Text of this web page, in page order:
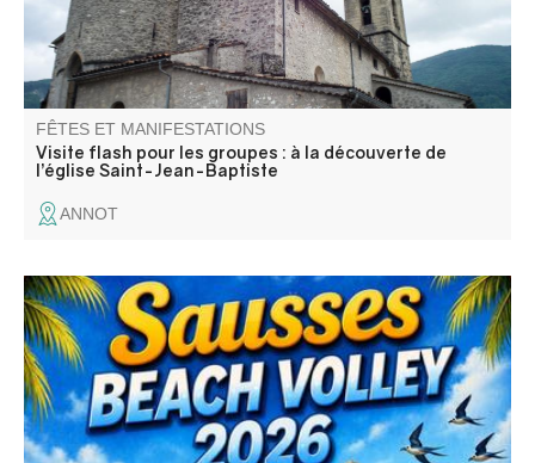
FÊTES ET MANIFESTATIONS
Visite flash pour les groupes : à la découverte de
l’église Saint-Jean-Baptiste
ANNOT
Fête avec repas festif, concours de boules, défilé aux
lampions, atelier enfants, bal le samedi, tournoi de Beach-
Volley, barbecue party et bal masqué "Anges et Démon"
le dimanche.